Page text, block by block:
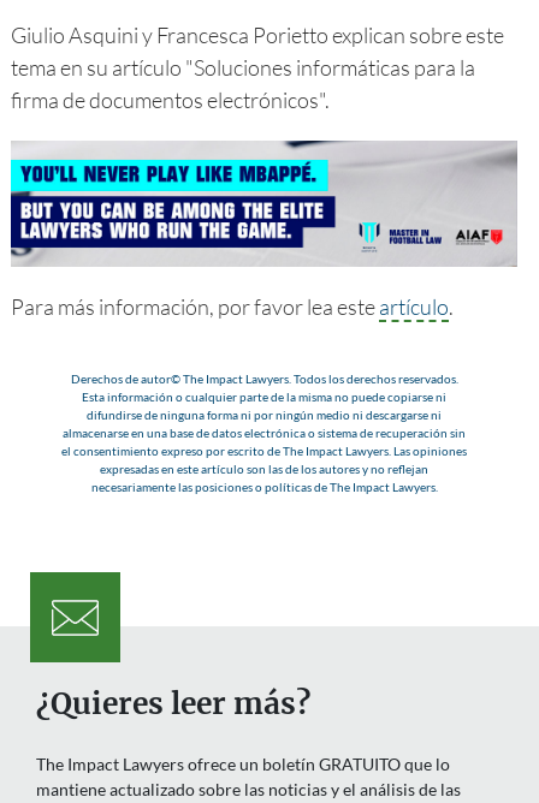
Giulio Asquini y Francesca Porietto explican sobre este
tema en su artículo "Soluciones informáticas para la
firma de documentos electrónicos".
Para más información, por favor lea esteartículo.
Derechos de autor© The Impact Lawyers. Todos los derechos reservados.
Esta información o cualquier parte de la misma no puede copiarse ni
difundirse de ninguna forma ni por ningún medio ni descargarse ni
almacenarse en una base de datos electrónica o sistema de recuperación sin
el consentimiento expreso por escrito de The Impact Lawyers. Las opiniones
expresadas en este artículo son las de los autores y no reflejan
necesariamente las posiciones o políticas de The Impact Lawyers.
¿Quieres leer más?
The Impact Lawyers ofrece un boletín GRATUITO que lo
mantiene actualizado sobre las noticias y el análisis de las